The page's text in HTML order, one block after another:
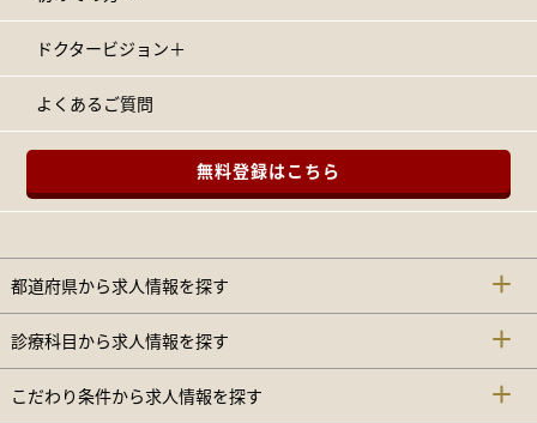
ドクタービジョン＋
よくあるご質問
無料登録はこちら
都道府県から求人情報を探す
診療科目から求人情報を探す
こだわり条件から求人情報を探す